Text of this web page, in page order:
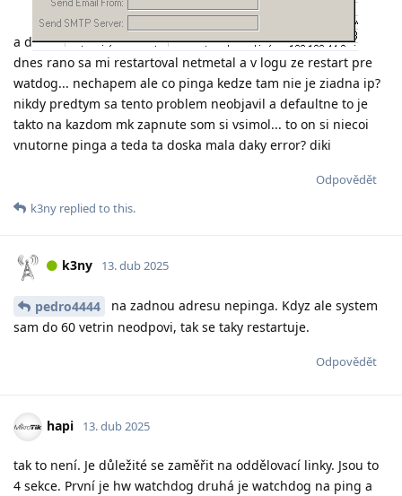
a d
dnes rano sa mi restartoval netmetal a v logu ze restart pre
watdog... nechapem ale co pinga kedze tam nie je ziadna ip?
nikdy predtym sa tento problem neobjavil a defaultne to je
takto na kazdom mk zapnute som si vsimol... to on si niecoi
vnutorne pinga a teda ta doska mala daky error? diki
Odpovědět
k3ny replied to this.
k3ny 13. dub 2025
pedro4444
na zadnou adresu nepinga. Kdyz ale system
sam do 60 vetrin neodpovi, tak se taky restartuje.
Odpovědět
hapi 13. dub 2025
tak to není. Je důležité se zaměřit na oddělovací linky. Jsou to
4 sekce. První je hw watchdog druhá je watchdog na ping a